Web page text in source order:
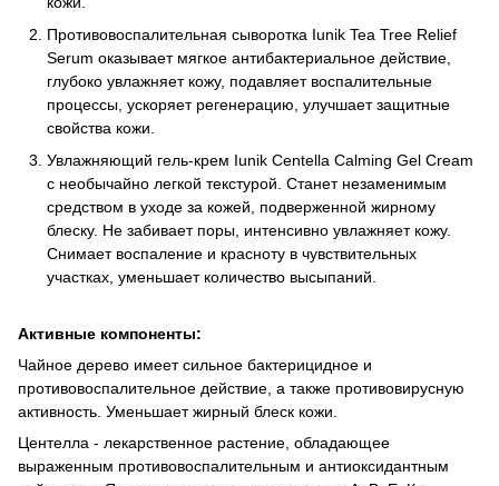
Противовоспалительная сыворотка Iunik Tea Tree Relief
Serum оказывает мягкое антибактериальное действие,
глубоко увлажняет кожу, подавляет воспалительные
процессы, ускоряет регенерацию, улучшает защитные
свойства кожи.
Увлажняющий гель-крем Iunik Centella Calming Gel Cream
с необычайно легкой текстурой. Станет незаменимым
средством в уходе за кожей, подверженной жирному
блеску. Не забивает поры, интенсивно увлажняет кожу.
Снимает воспаление и красноту в чувствительных
участках, уменьшает количество высыпаний.
Активные компоненты:
Чайное дерево имеет сильное бактерицидное и
противовоспалительное действие, а также противовирусную
активность. Уменьшает жирный блеск кожи.
Центелла - лекарственное растение, обладающее
выраженным противовоспалительным и антиоксидантным